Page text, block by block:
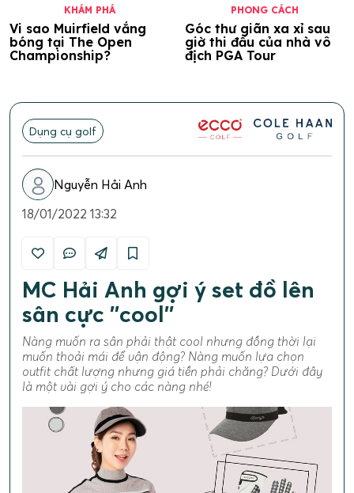
KHÁM PHÁ
Vi sao Muirfield vắng
bóng tại The Open
Championship?
PHONG CÁCH
Góc thư giãn xa xỉ sau
giờ thi đấu của nhà vô
địch PGA Tour
Dụng cụ golf
Nguyễn Hải Anh
18/01/2022 13:32
MC Hải Anh gợi ý set đồ lên
sân cực ''cool''
Nàng muốn ra sân phải thật cool nhưng đồng thời lại
muốn thoải mái để vận động? Nàng muốn lựa chọn
outfit chất lượng nhưng giá tiền phải chăng? Dưới đây
là một vài gợi ý cho các nàng nhé!